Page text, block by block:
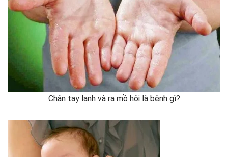
Chân tay lạnh và ra mồ hôi là bệnh gì?